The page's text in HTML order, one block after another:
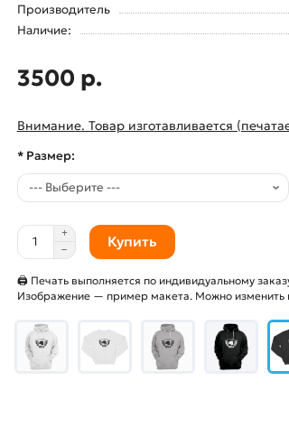
Производитель
Наличие:
3500 р.
Внимание. Товар изготавливается
* Размер:
Купить
🖨 Печать выполняется по индивидуальному
Изображение — пример макета. Можно изменить